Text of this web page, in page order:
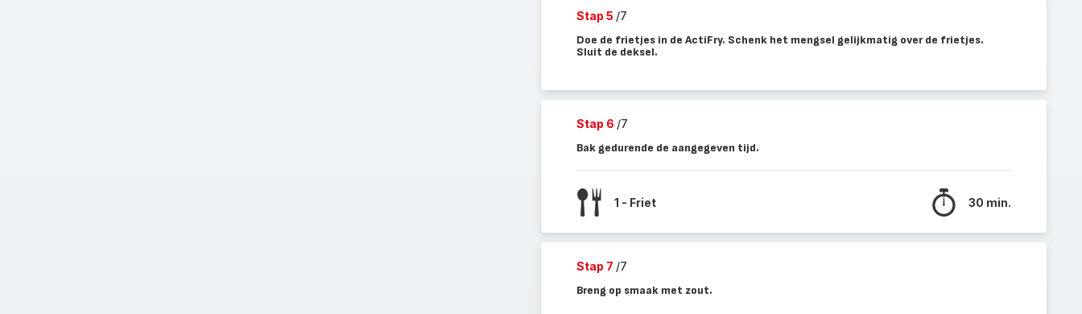
Stap 5 /7
Doe de frietjes in de ActiFry. Schenk het mengsel gelijkmatig over de frietjes.
Sluit de deksel.
Stap 6 /7
Bak gedurende de aangegeven tijd.
1 - Friet 30 min.
Stap 7 /7
Breng op smaak met zout.